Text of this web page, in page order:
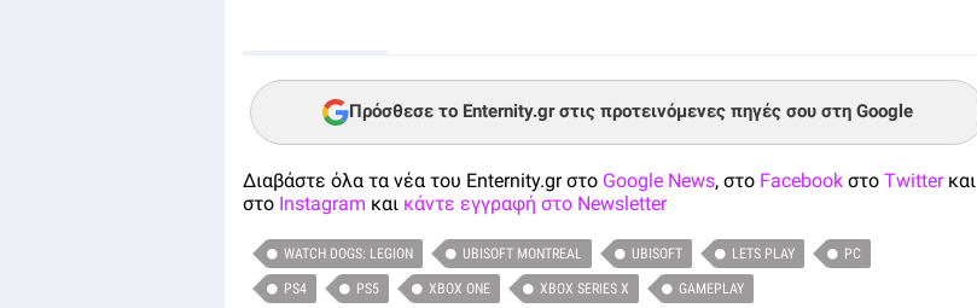
Πρόσθεσε το Enternity.gr στις προτεινόμενες πηγές σου στη Google
Διαβάστε όλα τα νέα του Enternity.gr στο Google News, στο Facebook στο Twitterκαι
στο Instagram και κάντε εγγραφή στο Newsletter
WATCH DOGS: LEGION UBISOFT MONTREAL UBISOFT LETS PLAY PC
PS4 PS5 XBOX ONE XBOX SERIES X GAMEPLAY